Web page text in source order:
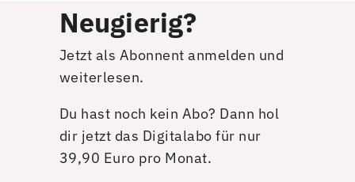
Neugierig?
Jetzt als Abonnent anmelden und
weiterlesen.
Du hast noch kein Abo? Dann hol
dir jetzt das Digitalabo für nur
39,90 Euro pro Monat.